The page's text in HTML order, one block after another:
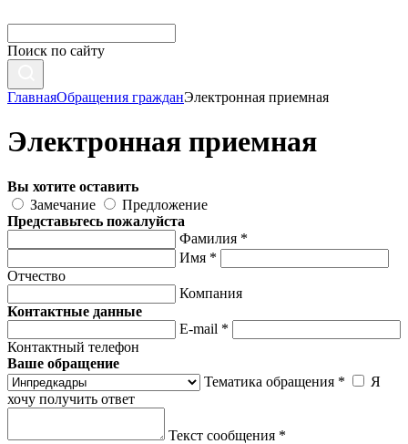
Поиск по сайту
ГлавнаяОбращения гражданЭлектронная приемная
Электронная приемная
Вы хотите оставить
Замечание
Предложение
Представьтесь пожалуйста
Фамилия *
Имя *
Отчество
Компания
Контактные данные
E-mail *
Контактный телефон
Ваше обращение
Тематика обращения *
Я
хочу получить ответ
Текст сообщения *